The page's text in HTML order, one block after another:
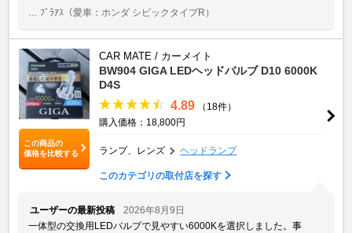
… ﾌﾞﾗｱｽ （愛車：ホンダ シビックタイプR）
この商品の
価格を比較する
CAR MATE / カーメイト
BW904 GIGA LEDヘッドバルブ D10 6000K
D4S
4.89
（18件）
購入価格：18,800円
ランプ、レンズ ヘッドランプ
このカテゴリの取付店を探す
ユーザーの最新投稿
2026年8月9日
一体型の交換用LEDバルブで見やすい6000Kを選択しました。事